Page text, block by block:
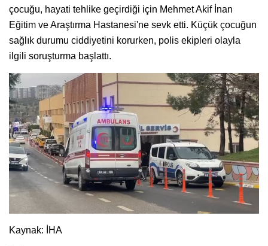
çocuğu, hayati tehlike geçirdiği için Mehmet Akif İnan
Eğitim ve Araştırma Hastanesi'ne sevk etti. Küçük çocuğun
sağlık durumu ciddiyetini korurken, polis ekipleri olayla
ilgili soruşturma başlattı.
Kaynak: İHA